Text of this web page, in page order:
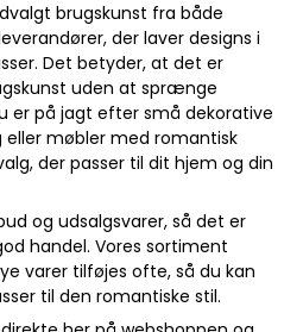
brugskunst fra både
der laver designs i
Det betyder, at det er
uden at sprænge
er på jagt efter små dekorative
møbler med romantisk
der passer til dit hjem og din
og udsalgsvarer, så det er
handel. Vores sortiment
varer tilføjes ofte, så du kan
til den romantiske stil.